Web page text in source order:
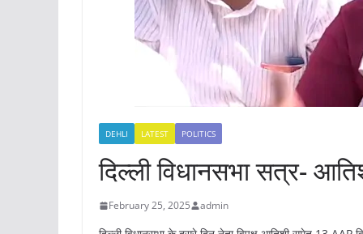
DEHLI LATEST POLITICS
दिल्ली विधानसभा सत्र-
February 25, 2025 admin